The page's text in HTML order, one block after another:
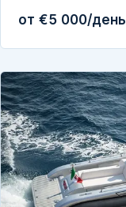
от €5 000/день